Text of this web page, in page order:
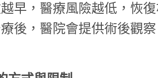
早，醫療風險越低，恢
後，醫院會提供術後觀